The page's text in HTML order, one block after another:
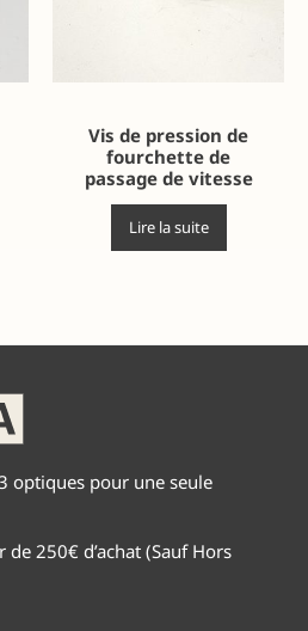
Vis de pression de
fourchette de
passage de vitesse
Lire la suite
optiques pour une seule
250€ d’achat (Sauf Hors